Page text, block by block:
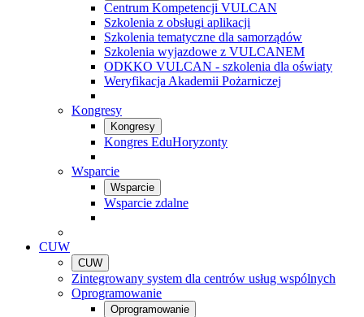
Centrum Kompetencji VULCAN
Szkolenia z obsługi aplikacji
Szkolenia tematyczne dla samorządów
Szkolenia wyjazdowe z VULCANEM
ODKKO VULCAN - szkolenia dla oświaty
Weryfikacja Akademii Pożarniczej
Kongresy
Kongresy
Kongres EduHoryzonty
Wsparcie
Wsparcie
Wsparcie zdalne
CUW
CUW
Zintegrowany system dla centrów usług wspólnych
Oprogramowanie
Oprogramowanie